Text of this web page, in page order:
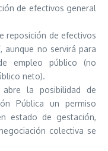
de efectivos general
reposición de efectivos
aunque no servirá para
empleo público (no
neto).
abre la posibilidad de
Pública un permiso
estado de gestación,
colectiva se